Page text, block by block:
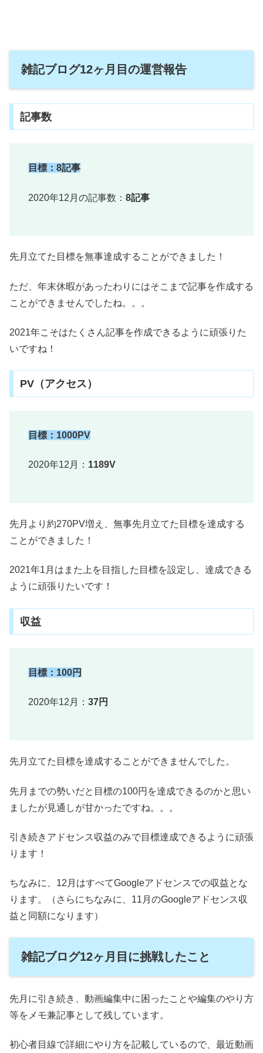
雑記ブログ12ヶ月目の運営報告
記事数
目標：8記事
2020年12月の記事数： 8記事
先月立てた目標を無事達成することができました！
ただ、年末休暇があったわりにはそこまで記事を作成する
ことができませんでしたね。。。
2021年こそはたくさん記事を作成できるように頑張りた
いですね！
PV（アクセス）
目標：1000PV
2020年12月： 1189V
先月より約270PV増え、無事先月立てた目標を達成する
ことができました！
2021年1月はまた上を目指した目標を設定し、達成できる
ように頑張りたいです！
収益
目標：100円
2020年12月： 37円
先月立てた目標を達成することができませんでした。
先月までの勢いだと目標の100円を達成できるのかと思い
ましたが見通しが甘かったですね。。。
引き続きアドセンス収益のみで目標達成できるように頑張
ります！
ちなみに、12月はすべてGoogleアドセンスでの収益とな
ります。（さらにちなみに、11月のGoogleアドセンス収
益と同額になります）
雑記ブログ12ヶ月目に挑戦したこと
先月に引き続き、動画編集中に困ったことや編集のやり方
等をメモ兼記事として残しています。
初心者目線で詳細にやり方を記載しているので、最近動画